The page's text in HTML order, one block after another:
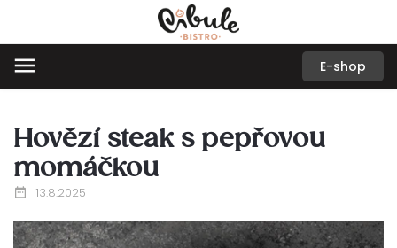
E-shop
Hovězí steak s pepřovou
momáčkou
13.8.2025